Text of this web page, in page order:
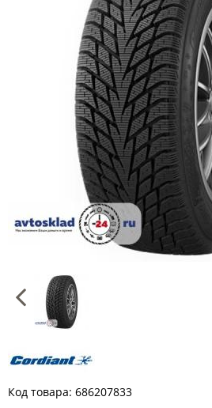
Код товара: 686207833